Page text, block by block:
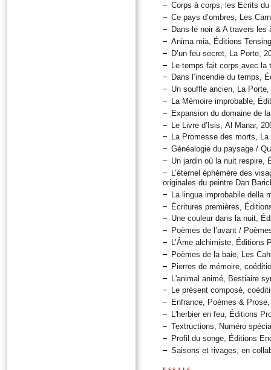
Corps à corps, les Ecrits
Ce pays d’ombres, Les
Dans le noir & A travers
Anima mia, Éditions
D’un feu secret, La Porte,
Le temps fait corps avec la
Dans l’incendie du temps,
Un souffle ancien, La Porte,
La Mémoire improbable,
Expansion du domaine de
Le Livre d’Isis, Al Manar,
La Promesse des morts,
Généalogie du paysage /
Un jardin où la nuit respire,
L’éternel éphémère des
originales du peintre Dan
La lingua improbabile della
Écritures premières,
Une couleur dans la nuit,
Poèmes de l’avant /
L’Âme alchimiste, Éditions
Poèmes de la baie, Les
Pierres de mémoire,
L'animal animé, Bestiaire
Le présent composé,
Enfrance, Poèmes &
L'herbier en feu, Éditions
Textructions, Numéro
Profil du songe, Éditions
Saisons et rivages, en